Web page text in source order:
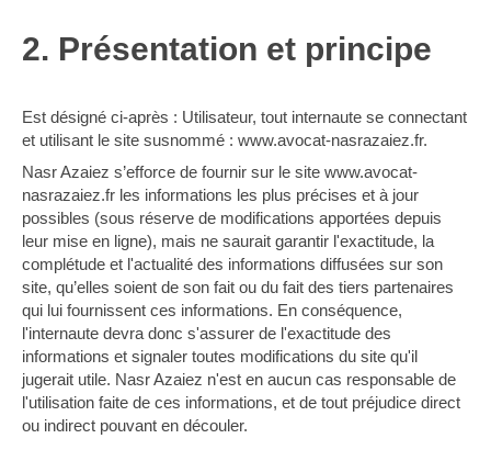
2. Présentation et principe
Est désigné ci-après : Utilisateur, tout internaute se connectant
et utilisant le site susnommé : www.avocat-nasrazaiez.fr.
Nasr Azaiez s’efforce de fournir sur le site www.avocat-
nasrazaiez.fr les informations les plus précises et à jour
possibles (sous réserve de modifications apportées depuis
leur mise en ligne), mais ne saurait garantir l'exactitude, la
complétude et l'actualité des informations diffusées sur son
site, qu’elles soient de son fait ou du fait des tiers partenaires
qui lui fournissent ces informations. En conséquence,
l'internaute devra donc s'assurer de l'exactitude des
informations et signaler toutes modifications du site qu'il
jugerait utile. Nasr Azaiez n'est en aucun cas responsable de
l'utilisation faite de ces informations, et de tout préjudice direct
ou indirect pouvant en découler.